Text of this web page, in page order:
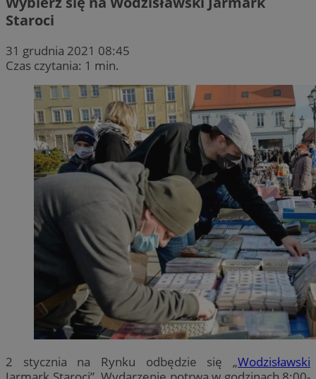
Staroci
31 grudnia 2021 08:45
Czas czytania: 1 min.
2 stycznia na Rynku odbędzie się „Wodzisławski